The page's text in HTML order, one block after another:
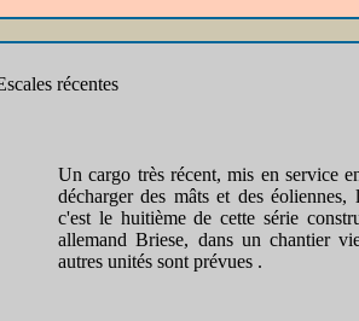
récentes
Un cargo très récent, mis en service
décharger des mâts et des
c'est le huitième de cette série
allemand Briese, dans un chantier
autres unités sont prévues .